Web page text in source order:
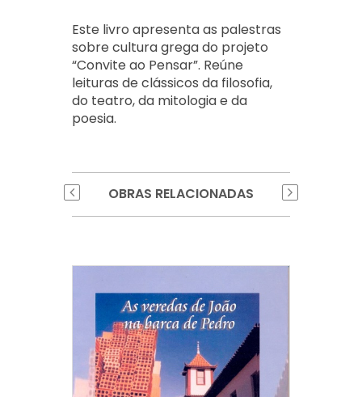
Este livro apresenta as palestras
sobre cultura grega do projeto
“Convite ao Pensar”. Reúne
leituras de clássicos da filosofia,
do teatro, da mitologia e da
poesia.
OBRAS RELACIONADAS